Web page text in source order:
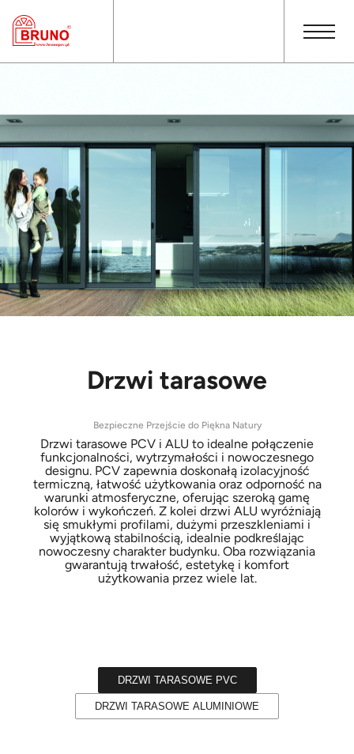
Bezpieczne Przejście do Piękna Natury
Drzwi tarasowe
Drzwi tarasowe PCV i ALU to idealne połączenie
funkcjonalności, wytrzymałości i nowoczesnego
designu. PCV zapewnia doskonałą izolacyjność
termiczną, łatwość użytkowania oraz odporność na
warunki atmosferyczne, oferując szeroką gamę
kolorów i wykończeń. Z kolei drzwi ALU wyróżniają
się smukłymi profilami, dużymi przeszkleniami i
wyjątkową stabilnością, idealnie podkreślając
nowoczesny charakter budynku. Oba rozwiązania
gwarantują trwałość, estetykę i komfort
użytkowania przez wiele lat.
DRZWI TARASOWE PVC
DRZWI TARASOWE ALUMINIOWE